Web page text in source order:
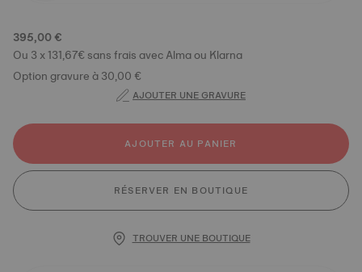
395,00 €
Ou 3 x 131,67€ sans frais avec Alma ou Klarna
Option gravure à 30,00 €
AJOUTER UNE GRAVURE
AJOUTER AU PANIER
RÉSERVER EN BOUTIQUE
TROUVER UNE BOUTIQUE